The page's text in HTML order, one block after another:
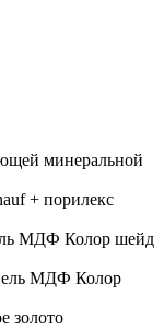
минеральной
+ порилекс
МДФ Колор шейд
МДФ Колор
золото